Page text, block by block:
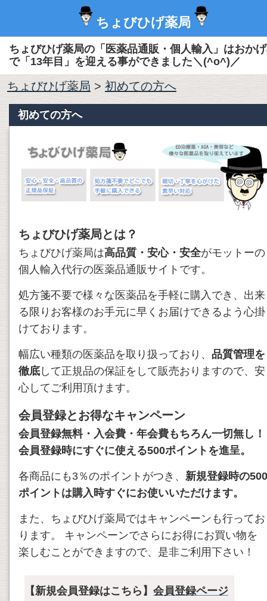
ちょびひげ薬局
ちょびひげ薬局の「医薬品通販・個人輸入」はおか
で「13年目」を迎える事ができました＼(^o^)／
ちょびひげ薬局 > 初めての方へ
初めての方へ
ちょびひげ薬局とは？
ちょびひげ薬局は高品質・安心・安全がモットーの
個人輸入代行の医薬品通販サイトです。
処方箋不要で様々な医薬品を手軽に購入でき、出来
る限りお客様のお手元に早くお届けできるよう心掛
けております。
幅広い種類の医薬品を取り扱っており、 品質管理を
徹底 して正規品の保証をして販売おりますので、安
心してご利用頂けます。
会員登録とお得なキャンペーン
会員登録無料・入会費・年会費もちろん一切無し！
会員登録時にすぐに使える500ポイントを進呈。
各商品にも3％のポイントがつき、 新規登録時の500
ポイントは購入時すぐにお使いいただけます。
また、ちょびひげ薬局ではキャンペーンも行ってお
ります。 キャンペーンでさらにお得にお買い物を
楽しむことができますので、是非ご利用下さい！
【新規会員登録はこちら】 会員登録ページ